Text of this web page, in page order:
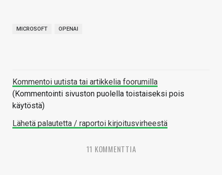
MICROSOFT OPENAI
Kommentoi uutista tai artikkelia foorumilla
(Kommentointi sivuston puolella toistaiseksi pois
käytöstä)
Lähetä palautetta / raportoi kirjoitusvirheestä
11 KOMMENTTIA